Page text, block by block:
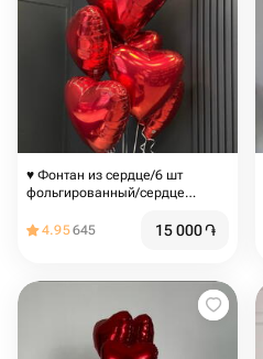
♥️ Фонтан из сердце/6 шт
фольгированный/сердце
4.95645 15 000֏